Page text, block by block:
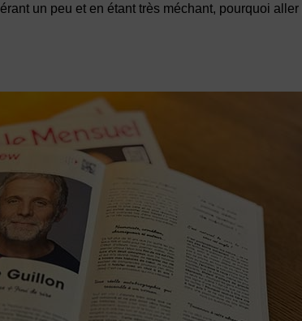
un peu et en étant très méchant, pourquoi